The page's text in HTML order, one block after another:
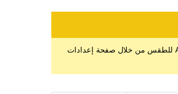
يجب عليك إضافة مفتاح API للطقس من خلال صفحة إعدادات